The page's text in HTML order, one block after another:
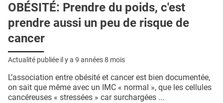
OBÉSITÉ: Prendre du poids, c'est
prendre aussi un peu de risque de
cancer
Actualité publiée il y a 9 années 8 mois
L’association entre obésité et cancer est bien documentée,
on sait que même avec un IMC « normal », que les cellules
cancéreuses « stressées » car surchargées ...